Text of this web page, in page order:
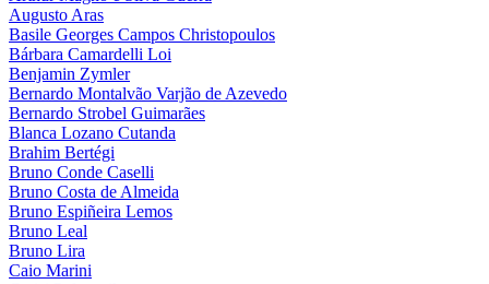
Augusto Aras
Basile Georges Campos Christopoulos
Bárbara Camardelli Loi
Benjamin Zymler
Bernardo Montalvão Varjão de Azevedo
Bernardo Strobel Guimarães
Blanca Lozano Cutanda
Brahim Bertégi
Bruno Conde Caselli
Bruno Costa de Almeida
Bruno Espiñeira Lemos
Bruno Leal
Bruno Lira
Caio Marini